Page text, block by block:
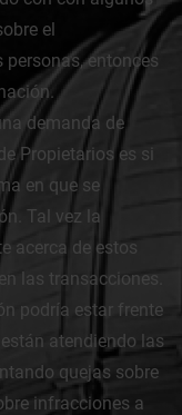
el
entonces
demanda de
Propietarios es si
en que se
Tal vez la
acerca de estos
las transacciones.
podría estar frente
atendiendo las
quejas sobre
infracciones a